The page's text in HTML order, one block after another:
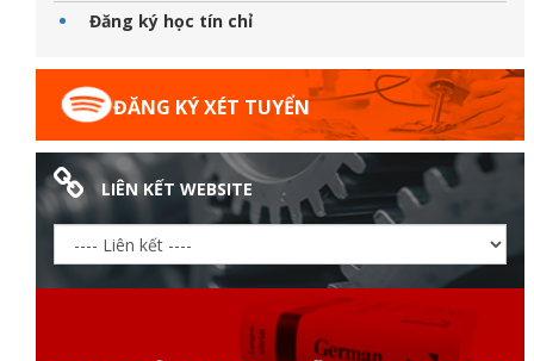
Đăng ký học tín chỉ
ĐĂNG KÝ XÉT TUYỂN
LIÊN KẾT WEBSITE